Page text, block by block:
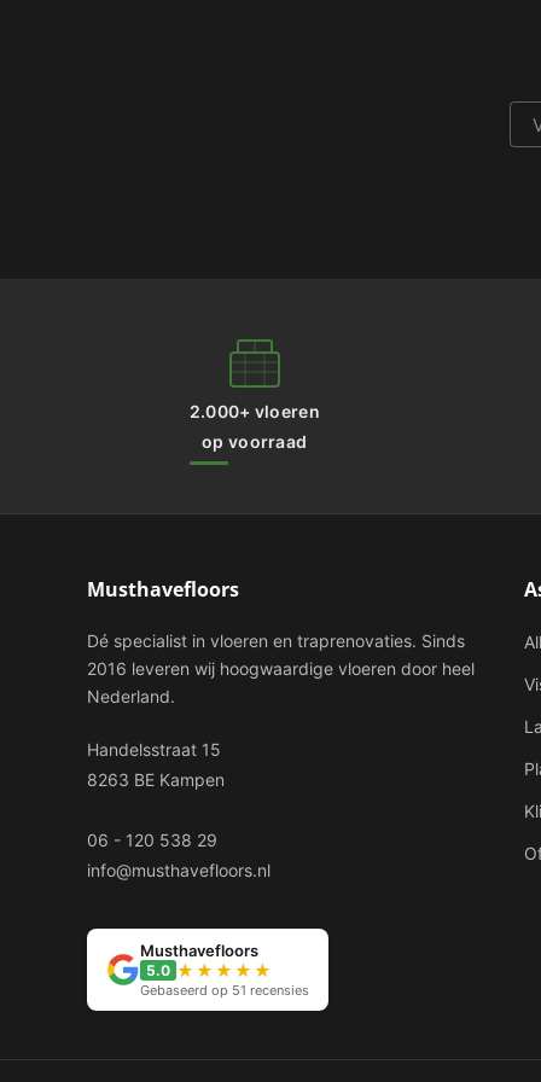
2.000+ vloeren
op voorraad
Musthavefloors
Dé specialist in vloeren en traprenovaties. Sinds
2016 leveren wij hoogwaardige vloeren door heel
Nederland.
Handelsstraat 15
8263 BE Kampen
06 - 120 538 29
info@musthavefloors.nl
Musthavefloors
5.0 ★★★★★
Gebaseerd op 51 recensies